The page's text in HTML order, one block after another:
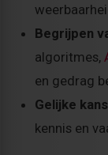
Begrijpen
algoritmes,
en gedrag
Gelijke
kennis en